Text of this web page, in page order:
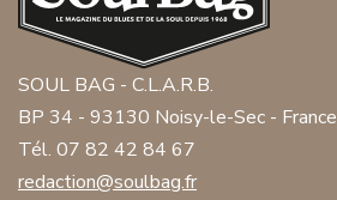
SOUL BAG - C.L.A.R.B.
BP 34 - 93130 Noisy-le-Sec - France
Tél. 07 82 42 84 67
redaction@soulbag.fr